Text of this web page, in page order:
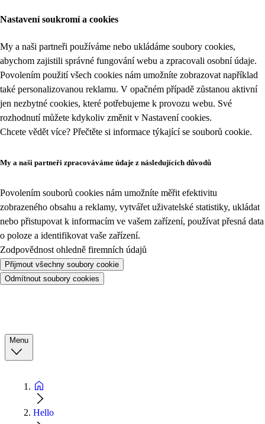
Nastavení soukromí a cookies
My a naši partneři používáme nebo ukládáme soubory cookies,
abychom zajistili správné fungování webu a zpracovali osobní údaje.
Povolením použití všech cookies nám umožníte zobrazovat například
také personalizovanou reklamu. V opačném případě zůstanou aktivní
jen nezbytné cookies, které potřebujeme k provozu webu. Své
rozhodnutí můžete kdykoliv změnit v Nastavení cookies.
Chcete vědět více? Přečtěte si informace týkající se souborů cookie.
My a naši partneři zpracováváme údaje z následujících důvodů
Povolením souborů cookies nám umožníte měřit efektivitu
zobrazeného obsahu a reklamy, vytvářet uživatelské statistiky, ukládat
nebo přistupovat k informacím ve vašem zařízení, používat přesná data
o poloze a identifikovat vaše zařízení.
Zodpovědnost ohledně firemních údajů
Přijmout všechny soubory cookie
Odmítnout soubory cookies
Menu
Hello